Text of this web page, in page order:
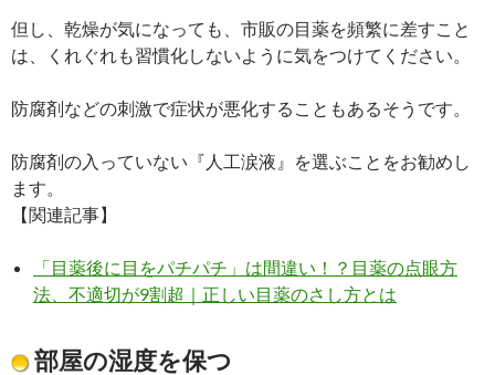
但し、乾燥が気になっても、市販の目薬を頻繁に差すこと
は、くれぐれも習慣化しないように気をつけてください。
防腐剤などの刺激で症状が悪化することもあるそうです。
防腐剤の入っていない『人工涙液』を選ぶことをお勧めし
ます。
【関連記事】
「目薬後に目をパチパチ」は間違い！？目薬の点眼方
法、不適切が9割超｜正しい目薬のさし方とは
部屋の湿度を保つ